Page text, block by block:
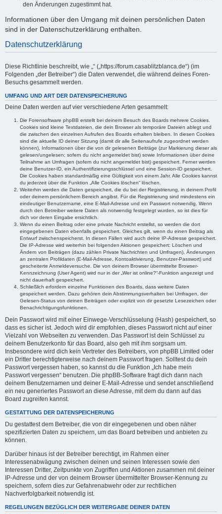
den Änderungen zugestimmt hat.
Informationen über den Umgang mit deinen persönlichen Daten
sind in der Datenschutzerklärung enthalten.
Datenschutzerklärung
Diese Richtlinie beschreibt, wie „“ („https://forum.casablitzblanca.de“) (im
Folgenden „der Betreiber“) die Daten verwendet, die während deines Foren-
Besuchs gesammelt werden.
UMFANG UND ART DER DATENSPEICHERUNG
Deine Daten werden auf vier verschiedene Arten gesammelt:
Die Forensoftware phpBB erstellt bei deinem Besuch des Boards mehrere Cookies.
Cookies sind kleine Textdateien, die dein Browser als temporäre Dateien ablegt und
die zwischen den einzelnen Aufrufen des Boards erhalten bleiben. In diesen Cookies
sind die aktuelle ID deiner Sitzung (damit dir alle Seitenaufrufe zugeordnet werden
können), Informationen über die von dir gelesenen Beiträge (zur Markierung dieser als
gelesen/ungelesen; sofern du nicht angemeldet bist) sowie Informationen über deine
Teilnahme an Umfragen (sofern du nicht angemeldet bist) gespeichert. Ferner werden
deine Benutzer-ID, ein Authentifizierungsschlüssel und eine Session-ID gespeichert.
Die Cookies haben standardmäßig eine Gültigkeit von einem Jahr. Alle Cookies kannst
du jederzeit über die Funktion „Alle Cookies löschen“ löschen.
Weiterhin werden die Daten gespeichert, die du bei der Registrierung, in deinem Profil
oder deinem persönlichem Bereich angibst. Für die Registrierung sind mindestens ein
eindeutiger Benutzername, eine E-Mail-Adresse und ein Passwort notwendig. Wenn
durch den Betreiber weitere Daten als notwendig festgelegt wurden, so ist dies für
dich vor deren Eingabe ersichtlich.
Wenn du einen Beitrag oder eine private Nachricht erstellst, so werden die dort
eingegebenen Daten ebenfalls gespeichert. Gleiches gilt, wenn du einen Beitrag als
Entwurf zwischenspeicherst. In diesen Fällen wird auch deine IP-Adresse gespeichert.
Die IP-Adresse wird weiterhin bei folgenden Aktionen gespeichert: Löschen und
Ändern von Beiträgen (dazu zählen Private Nachrichten und Umfragen), Änderungen
an zentralen Profildaten (E-Mail-Adresse, Kontoaktivierung, Benutzer-Passwort) und
gescheiterte Anmeldeversuche. Die von deinem Browser übermittelte Browser-
Kennzeichnung (User Agent) wird nur in der „Wer ist online?“-Funktion angezeigt und
nicht dauerhaft gespeichert.
Schließlich erfordern einzelne Funktionen des Boards, dass weitere Daten
gespeichert werden. Dazu gehören dein Abstimmungsverhalten bei Umfragen, der
Gelesen-Status von deinen Beiträgen oder explizit von dir gesetzte Lesezeichen oder
Benachrichtigungsfunktionen.
Dein Passwort wird mit einer Einwege-Verschlüsselung (Hash) gespeichert, so
dass es sicher ist. Jedoch wird dir empfohlen, dieses Passwort nicht auf einer
Vielzahl von Webseiten zu verwenden. Das Passwort ist dein Schlüssel zu
deinem Benutzerkonto für das Board, also geh mit ihm sorgsam um.
Insbesondere wird dich kein Vertreter des Betreibers, von phpBB Limited oder
ein Dritter berechtigterweise nach deinem Passwort fragen. Solltest du dein
Passwort vergessen haben, so kannst du die Funktion „Ich habe mein
Passwort vergessen“ benutzen. Die phpBB-Software fragt dich dann nach
deinem Benutzernamen und deiner E-Mail-Adresse und sendet anschließend
ein neu generiertes Passwort an diese Adresse, mit dem du dann auf das
Board zugreifen kannst.
GESTATTUNG DER DATENSPEICHERUNG
Du gestattest dem Betreiber, die von dir eingegebenen und oben näher
spezifizierten Daten zu speichern, um das Board betreiben und anbieten zu
können.
Darüber hinaus ist der Betreiber berechtigt, im Rahmen einer
Interessenabwägung zwischen deinen und seinen Interessen sowie den
Interessen Dritter, Zeitpunkte von Zugriffen und Aktionen zusammen mit deiner
IP-Adresse und der von deinem Browser übermittelter Browser-Kennung zu
speichern, sofern dies zur Gefahrenabwehr oder zur rechtlichen
Nachverfolgbarkeit notwendig ist.
REGELUNGEN BEZÜGLICH DER WEITERGABE DEINER DATEN